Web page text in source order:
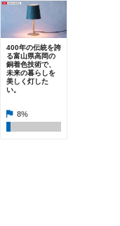
400年の伝統を誇
る富山県高岡の
銅着色技術で、
未来の暮らしを
美しく灯した
い。
8%